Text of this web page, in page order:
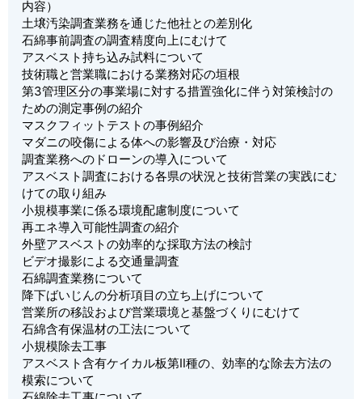
内容）
土壌汚染調査業務を通じた他社との差別化
石綿事前調査の調査精度向上にむけて
アスベスト持ち込み試料について
技術職と営業職における業務対応の垣根
第3管理区分の事業場に対する措置強化に伴う対策検討の
ための測定事例の紹介
マスクフィットテストの事例紹介
マダニの咬傷による体への影響及び治療・対応
調査業務へのドローンの導入について
アスベスト調査における各県の状況と技術営業の実践にむ
けての取り組み
小規模事業に係る環境配慮制度について
再エネ導入可能性調査の紹介
外壁アスベストの効率的な採取方法の検討
ビデオ撮影による交通量調査
石綿調査業務について
降下ばいじんの分析項目の立ち上げについて
営業所の移設および営業環境と基盤づくりにむけて
石綿含有保温材の工法について
小規模除去工事
アスベスト含有ケイカル板第Ⅱ種の、効率的な除去方法の
模索について